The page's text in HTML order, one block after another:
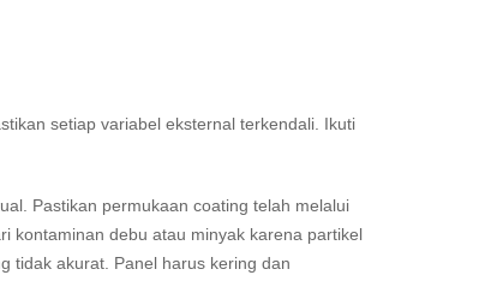
setiap variabel eksternal terkendali. Ikuti
Pastikan permukaan coating telah melalui
kontaminan debu atau minyak karena partikel
tidak akurat. Panel harus kering dan